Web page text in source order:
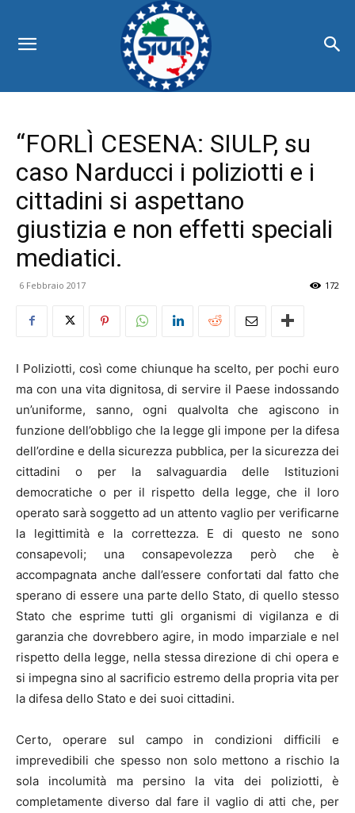
“FORLÌ CESENA: SIULP, su
caso Narducci i poliziotti e i
cittadini si aspettano
giustizia e non effetti speciali
mediatici.
6 Febbraio 2017 172
I Poliziotti, così come chiunque ha scelto, per pochi euro
ma con una vita dignitosa, di servire il Paese indossando
un’uniforme, sanno, ogni qualvolta che agiscono in
funzione dell’obbligo che la legge gli impone per la difesa
dell’ordine e della sicurezza pubblica, per la sicurezza dei
cittadini o per la salvaguardia delle Istituzioni
democratiche o per il rispetto della legge, che il loro
operato sarà soggetto ad un attento vaglio per verificarne
la legittimità e la correttezza. E di questo ne sono
consapevoli; una consapevolezza però che è
accompagnata anche dall’essere confortati dal fatto che
sperano di essere una parte dello Stato, di quello stesso
Stato che esprime tutti gli organismi di vigilanza e di
garanzia che dovrebbero agire, in modo imparziale e nel
rispetto della legge, nella stessa direzione di chi opera e
si impegna sino al sacrificio estremo della propria vita per
la difesa dello Stato e dei suoi cittadini.
Certo, operare sul campo in condizioni difficili e
imprevedibili che spesso non solo mettono a rischio la
sola incolumità ma persino la vita dei poliziotti, è
completamente diverso dal fare il vaglio di atti che, per